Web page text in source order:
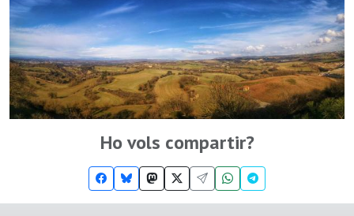
Ho vols compartir?